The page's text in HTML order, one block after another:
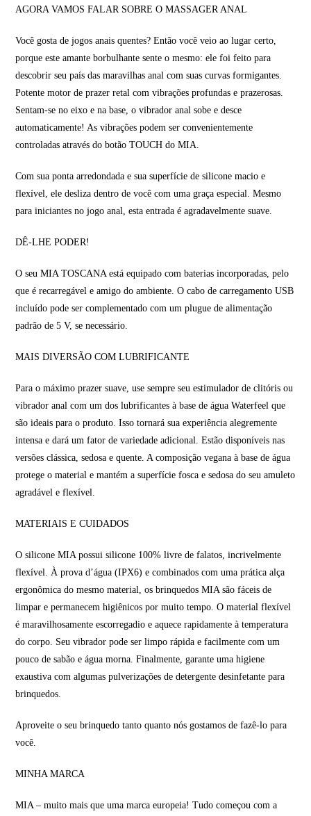
AGORA VAMOS FALAR SOBRE O MASSAGER ANAL
Você gosta de jogos anais quentes? Então você veio ao lugar certo,
porque este amante borbulhante sente o mesmo: ele foi feito para
descobrir seu país das maravilhas anal com suas curvas formigantes.
Potente motor de prazer retal com vibrações profundas e prazerosas.
Sentam-se no eixo e na base, o vibrador anal sobe e desce
automaticamente! As vibrações podem ser convenientemente
controladas através do botão TOUCH do MIA.
Com sua ponta arredondada e sua superfície de silicone macio e
flexível, ele desliza dentro de você com uma graça especial. Mesmo
para iniciantes no jogo anal, esta entrada é agradavelmente suave.
DÊ-LHE PODER!
O seu MIA TOSCANA está equipado com baterias incorporadas, pelo
que é recarregável e amigo do ambiente. O cabo de carregamento USB
incluído pode ser complementado com um plugue de alimentação
padrão de 5 V, se necessário.
MAIS DIVERSÃO COM LUBRIFICANTE
Para o máximo prazer suave, use sempre seu estimulador de clitóris ou
vibrador anal com um dos lubrificantes à base de água Waterfeel que
são ideais para o produto. Isso tornará sua experiência alegremente
intensa e dará um fator de variedade adicional. Estão disponíveis nas
versões clássica, sedosa e quente. A composição vegana à base de água
protege o material e mantém a superfície fosca e sedosa do seu amuleto
agradável e flexível.
MATERIAIS E CUIDADOS
O silicone MIA possui silicone 100% livre de falatos, incrivelmente
flexível. À prova d’água (IPX6) e combinados com uma prática alça
ergonômica do mesmo material, os brinquedos MIA são fáceis de
limpar e permanecem higiênicos por muito tempo. O material flexível
é maravilhosamente escorregadio e aquece rapidamente à temperatura
do corpo. Seu vibrador pode ser limpo rápida e facilmente com um
pouco de sabão e água morna. Finalmente, garante uma higiene
exaustiva com algumas pulverizações de detergente desinfetante para
brinquedos.
Aproveite o seu brinquedo tanto quanto nós gostamos de fazê-lo para
você.
MINHA MARCA
MIA – muito mais que uma marca europeia! Tudo começou com a